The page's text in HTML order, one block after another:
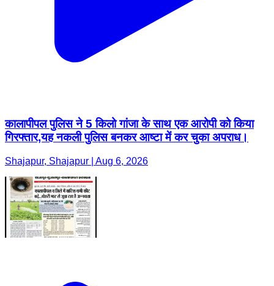
कालापीपल पुलिस ने 5 किलो गांजा के साथ एक आरोपी को किया
गिरफ्तार,यह नकली पुलिस बनकर आष्टा में कर चुका अपराध।
Shajapur, Shajapur | Aug 6, 2026